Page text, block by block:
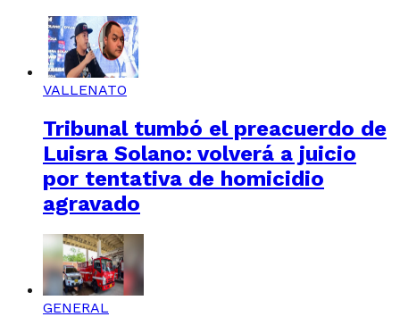
VALLENATO
Tribunal tumbó el preacuerdo de
Luisra Solano: volverá a juicio
por tentativa de homicidio
agravado
GENERAL